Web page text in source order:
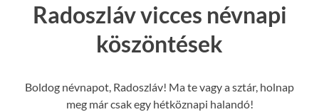
Radoszláv vicces névnapi
köszöntések
Boldog névnapot, Radoszláv! Ma te vagy a sztár, holnap
meg már csak egy hétköznapi halandó!